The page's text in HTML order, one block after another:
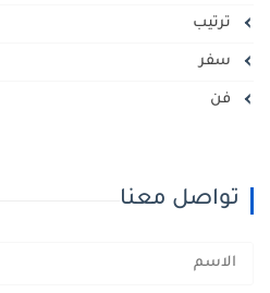
ترتيب
سفر
فن
تواصل معنا